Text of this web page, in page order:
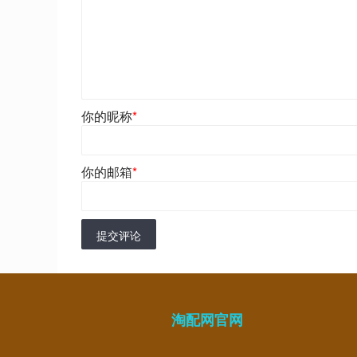
你的昵称*
你的邮箱*
提交评论
淘配网官网